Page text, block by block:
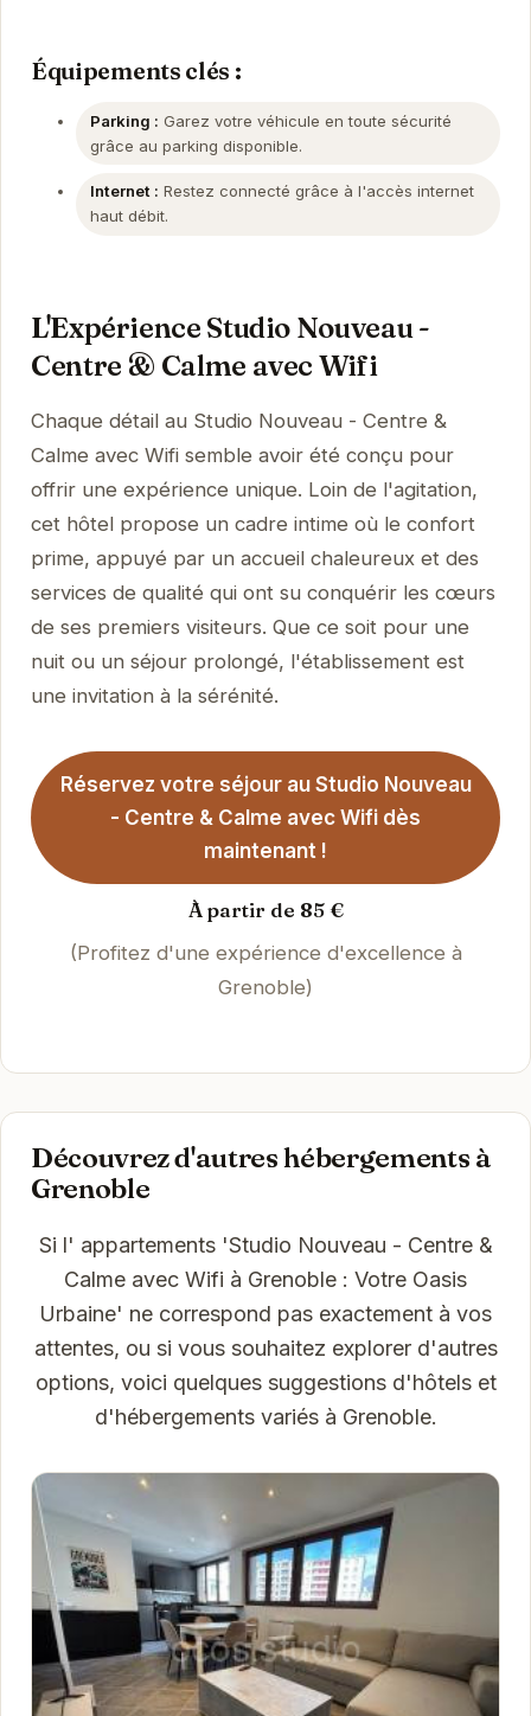
Équipements clés :
Parking : Garez votre véhicule en toute sécurité
grâce au parking disponible.
Internet : Restez connecté grâce à l'accès internet
haut débit.
L'Expérience Studio Nouveau -
Centre & Calme avec Wifi
Chaque détail au Studio Nouveau - Centre &
Calme avec Wifi semble avoir été conçu pour
offrir une expérience unique. Loin de l'agitation,
cet hôtel propose un cadre intime où le confort
prime, appuyé par un accueil chaleureux et des
services de qualité qui ont su conquérir les cœurs
de ses premiers visiteurs. Que ce soit pour une
nuit ou un séjour prolongé, l'établissement est
une invitation à la sérénité.
Réservez votre séjour au Studio Nouveau
- Centre & Calme avec Wifi dès
maintenant !
À partir de 85 €
(Profitez d'une expérience d'excellence à
Grenoble)
Découvrez d'autres hébergements à
Grenoble
Si l' appartements 'Studio Nouveau - Centre &
Calme avec Wifi à Grenoble : Votre Oasis
Urbaine' ne correspond pas exactement à vos
attentes, ou si vous souhaitez explorer d'autres
options, voici quelques suggestions d'hôtels et
d'hébergements variés à Grenoble.